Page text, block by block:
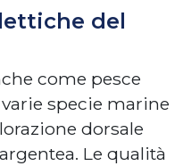
del
come pesce
specie marine
dorsale
Le qualità